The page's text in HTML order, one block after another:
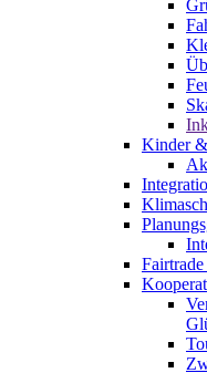
Kinder